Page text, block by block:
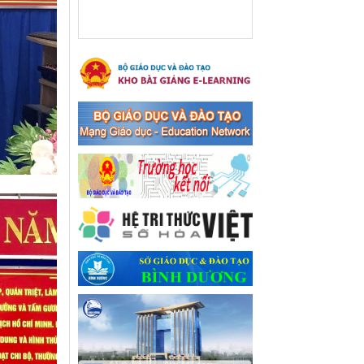
Hưởng ứng cuộc thi trực
tuyến "Tìm hiểu Nghị quyết
Trung ương 8 Khoá XIII"
Hưởng ứng cuộc thi trực tuyến
"Tìm hiểu Nghị quyết Trung
ương 8 Khoá XIII"
Ngày ban hành: 04/03/2024
Kế hoạch Triển khai công
tác tuyên truyền, đảm bảo
trật tự, an toàn giao thông
năm 2024 tại các cơ sở giáo
dục trên địa bàn thị xã Bến
Cát
Kế hoạch Triển khai công tác
tuyên truyền, đảm bảo trật tự,
an toàn giao thông năm 2024
tại các cơ sở giáo dục trên địa
bàn thị xã Bến Cát